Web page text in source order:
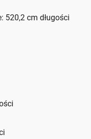
520,2 cm długości